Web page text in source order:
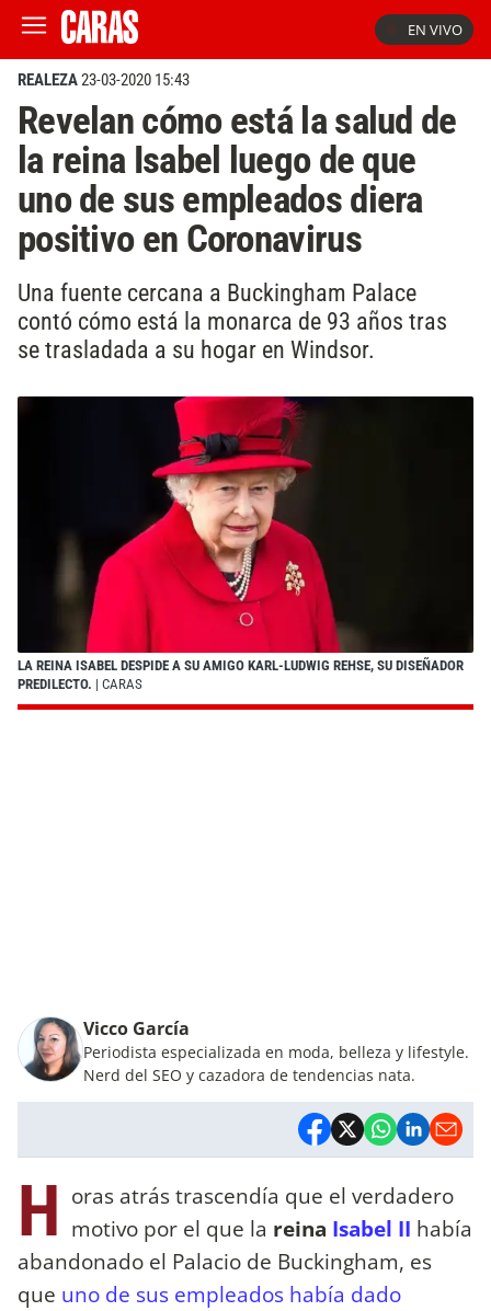
EN VIVO
REALEZA23-03-2020 15:43
Revelan cómo está la salud de
la reina Isabel luego de que
uno de sus empleados diera
positivo en Coronavirus
Una fuente cercana a Buckingham Palace
contó cómo está la monarca de 93 años tras
se trasladada a su hogar en Windsor.
LA REINA ISABEL DESPIDE A SU AMIGO KARL-LUDWIG REHSE, SU DISEÑADOR
PREDILECTO. | CARAS
Vicco García
Periodista especializada en moda, belleza y lifestyle.
Nerd del SEO y cazadora de tendencias nata.
H oras atrás trascendía que el verdadero
motivo por el que la reina Isabel II había
abandonado el Palacio de Buckingham, es
que uno de sus empleados había dado